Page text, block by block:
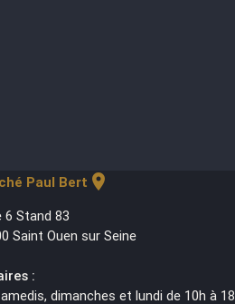
Paul Bert location_on
6 Stand 83
Saint Ouen sur Seine
:
dimanches et lundi de 10h à